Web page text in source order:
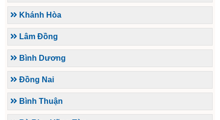
Khánh Hòa
Lâm Đồng
Bình Dương
Đồng Nai
Bình Thuận